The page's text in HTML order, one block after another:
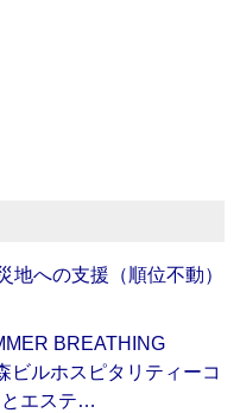
地への支援（順位不動）
BREATHING
ビルホスピタリティーコ
とエステ…